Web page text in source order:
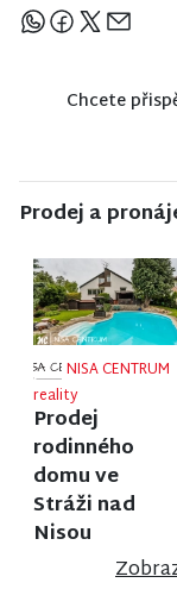
Sdílejte článek
Chcete
Prodej a
NISA CENTRUM
reality
Prodej
rodinného
domu ve
Stráži nad
Nisou